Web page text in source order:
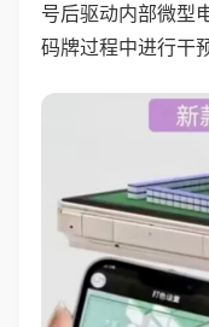
号后驱动内部微型
码牌过程中进行干